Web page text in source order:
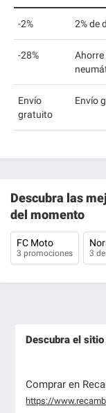
-2% 2% de
-28%
Ahorre
Envío
gratuito
Envío
Descubra las
del momento
FC Moto
3 promociones 3
Descubra el
Comprar en
https://